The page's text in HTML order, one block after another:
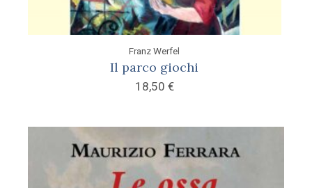
Franz Werfel
Il parco giochi
18,50 €